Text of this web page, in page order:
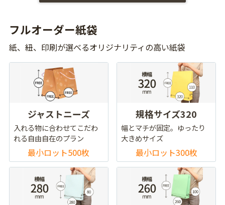
フルオーダー紙袋
紙、紐、印刷が選べるオリジナリティの高い紙袋
ジャストニーズ
入れる物に合わせてこだわ
れる自由自在のプラン
最小ロット500枚
規格サイズ320
幅とマチが固定。ゆったり
大きめサイズ
最小ロット300枚